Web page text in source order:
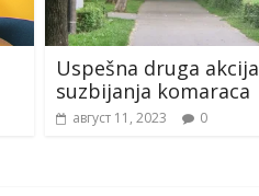
Uspešna druga akcija
suzbijanja komaraca
август 11, 2023 0